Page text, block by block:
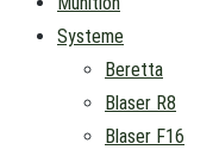
Systeme
Beretta
Blaser R8
Blaser F16